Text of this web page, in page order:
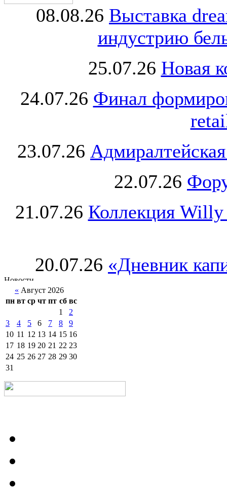
08.08.26 Выставка
индустрию
25.07.26 Новая
24.07.26 Финал
23.07.26
22.07.26
21.07.26 Коллекция Willy
20.07.26 «Дневник
« Август 2026
пн вт ср чт пт сб вс
1
2
3
4 5 6 7 8
9
10 11 12 13 14 15 16
17 18 19 20 21 22 23
24 25 26 27 28 29 30
31